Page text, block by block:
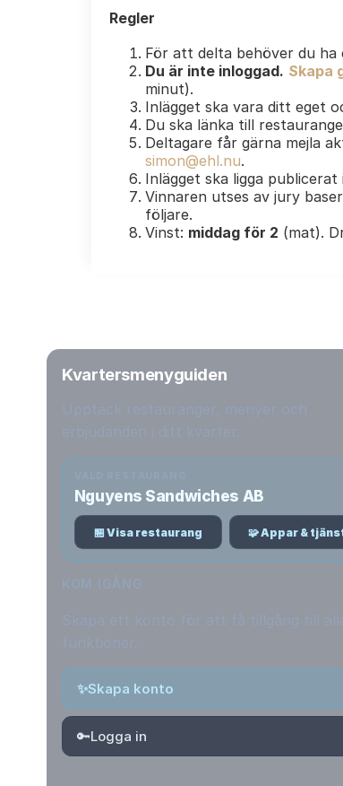
Regler
För att delta behöver du ha
Du är inte inloggad. Skapa
minut).
Inlägget ska vara ditt eget
Du ska länka till
Deltagare får gärna mejla
simon@ehl.nu.
Inlägget ska ligga publicerat
Vinnaren utses av jury
följare.
Vinst: middag för 2 (mat).
Kvartersmenyguiden
Nguyens Sandwiches AB
🏪 Visa restaurang 🧩 Appar &
✨Skapa konto
🔑Logga in